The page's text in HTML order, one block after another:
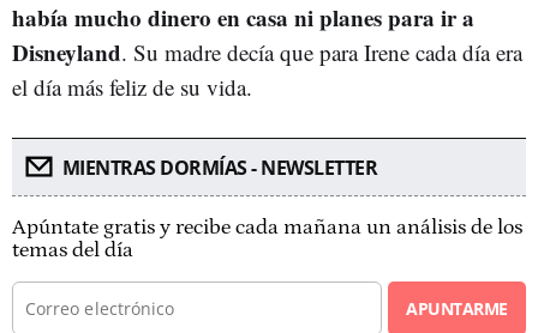
había mucho dinero en casa ni planes para ir a
Disneyland. Su madre decía que para Irene cada día era
el día más feliz de su vida.
MIENTRAS DORMÍAS - NEWSLETTER
Apúntate gratis y recibe cada mañana un análisis de los
temas del día
APUNTARME